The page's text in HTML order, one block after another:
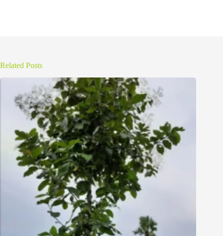
Related Posts